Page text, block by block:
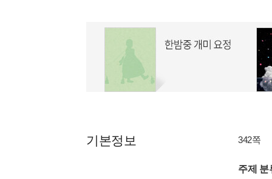
기본정보 342쪽
주제 분